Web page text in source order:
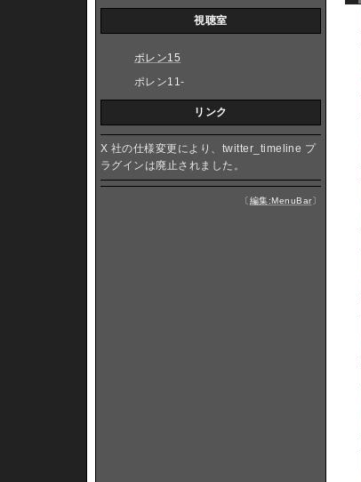
視聴室
ポレン15
ポレン11-
リンク
X 社の仕様変更により、twitter_timeline プ
ラグインは廃止されました。
〔編集:MenuBar〕